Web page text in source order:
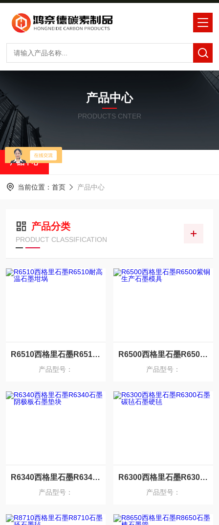
产品中心
PRODUCTS CNTER
产品中心
当前位置： 首页 产品中心
产品分类
PRODUCT CLASSIFICATION
R6510西格里石墨R6510耐高温石墨坩埚
产品型号：
R6500西格里石墨R6500紫铜生产石墨模具
产品型号：
R6340西格里石墨R6340石墨阴极板石墨垫块
产品型号：
R6300西格里石墨R6300石墨碳毡石墨硬毡
产品型号：